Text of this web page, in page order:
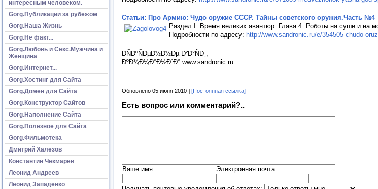
интересным человеком.
Gorg.Публикации за рубежом
Gorg.Наша Жизнь
Gorg.Не факт...
Gorg.Любовь и Секс.Мужчина и
Женщина
Gorg.Интернет...
Gorg.Хостинг для Сайта
Gorg.Домен для Сайта
Gorg.Конструктор Сайтов
Gorg.Наполнение Сайта
Gorg.Полезное для Сайта
Gorg.Фильмотека
Дмитрий Халезов
Константин Чекмарёв
Леонид Андреев
Леонид Западенко
Статьи: Про Армию: Чудо оружие СССР. Тайны советского оружия.Часть №4
Раздел I. Время великих авантюр. Глава 4. Роботы на суше и на
Подробности по адресу: http://www.sandronic.ru/e/354505-chudo-
ÐÑÐºÑÐµÐ½Ð½Ðµ Ð²Ð°ÑÐ¸,
ÐºÐ¾Ð¼Ð°Ð½Ð´Ð° www.sandronic.ru
Обновлено 05 июня 2010 [Постоянная ссылка]
Есть вопрос или комментарий?..
Ваше имя Электронная почта